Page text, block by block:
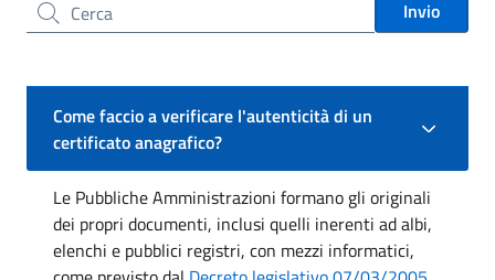
Cerca nel sito Invio
Come faccio a verificare l'autenticità di un
certificato anagrafico?
Le Pubbliche Amministrazioni formano gli originali
dei propri documenti, inclusi quelli inerenti ad albi,
elenchi e pubblici registri, con mezzi informatici,